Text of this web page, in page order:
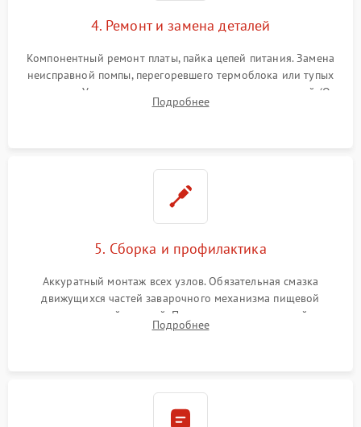
4. Ремонт и замена деталей
Компонентный ремонт платы, пайка цепей питания. Замена
неисправной помпы, перегоревшего термоблока или тупых
жерновов. Установка новых силиконовых уплотнителей (O-
ring) и тефлоновых трубок для надежного устранения
Подробнее
5. Сборка и профилактика
Аккуратный монтаж всех узлов. Обязательная смазка
движущихся частей заварочного механизма пищевой
силиконовой смазкой. Проведение программной
декальцинации и очистки системы от кофейных масел.
Подробнее